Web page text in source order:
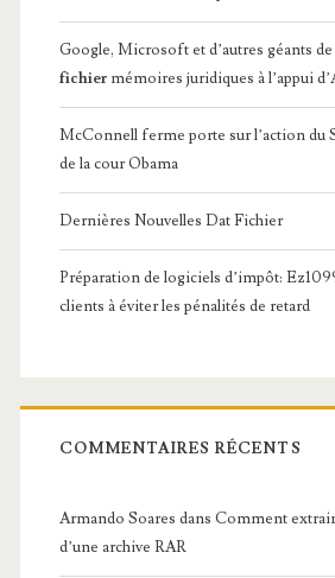
Google, Microsoft et d’autres géants
fichier mémoires juridiques à l’appui
McConnell ferme porte sur l’action du
de la cour Obama
Dernières Nouvelles Dat Fichier
Préparation de logiciels d’impôt:
clients à éviter les pénalités de retard
COMMENTAIRES RÉCENTS
Armando Soares dans Comment
d’une archive RAR